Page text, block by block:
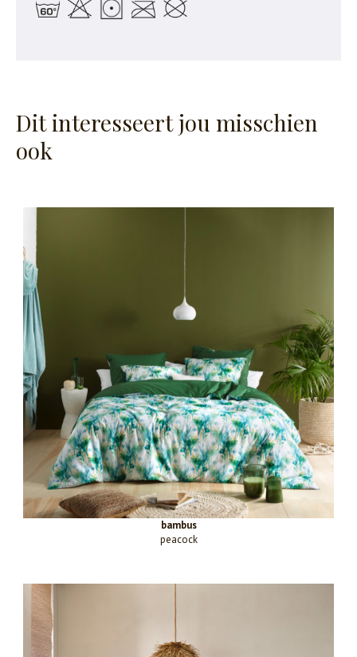
Dit interesseert jou misschien
ook
bambus
peacock